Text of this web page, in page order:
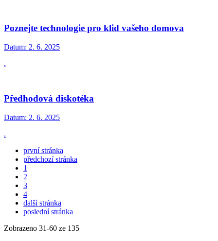
Poznejte technologie pro klid vašeho domova
Datum: 2. 6. 2025
.
Předhodová diskotéka
Datum: 2. 6. 2025
.
první stránka
předchozí stránka
1
2
3
4
další stránka
poslední stránka
Zobrazeno 31-60 ze 135